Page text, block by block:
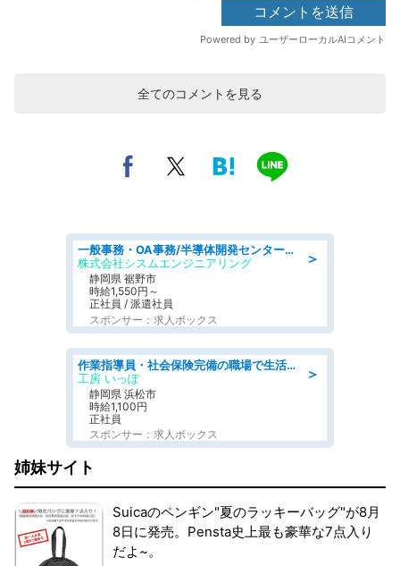
全てのコメントを見る
＞
一般事務・OA事務/半導体開発センター内で事務&軽作業スタッフ、募集
株式会社シスムエンジニアリング
静岡県 裾野市
時給1,550円～
正社員 / 派遣社員
スポンサー：求人ボックス
＞
作業指導員・社会保険完備の職場で生活支援員
工房 いっぽ
静岡県 浜松市
時給1,100円
正社員
スポンサー：求人ボックス
姉妹サイト
Suicaのペンギン"夏のラッキーバッグ"が8月
8日に発売。Pensta史上最も豪華な7点入り
だよ~。